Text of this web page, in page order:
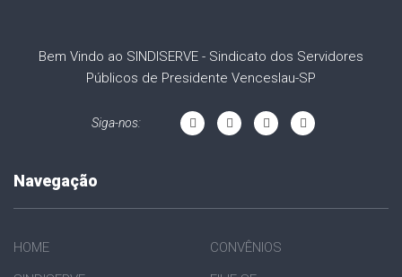
Bem Vindo ao SINDISERVE - Sindicato dos Servidores
Públicos de Presidente Venceslau-SP
Siga-nos:
Navegação
HOME
CONVÊNIOS